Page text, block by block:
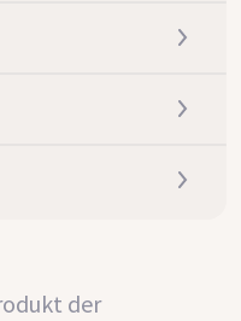
der